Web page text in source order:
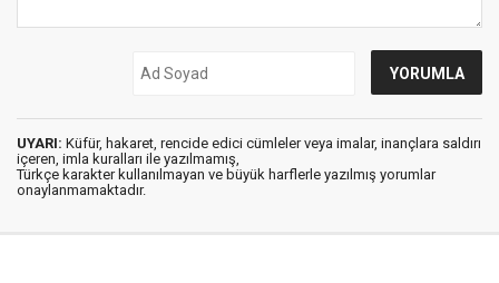
UYARI: Küfür, hakaret, rencide edici cümleler veya imalar, inançlara saldırı
içeren, imla kuralları ile yazılmamış,
Türkçe karakter kullanılmayan ve büyük harflerle yazılmış yorumlar
onaylanmamaktadır.